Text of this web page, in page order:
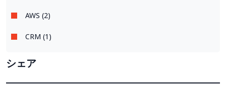
AWS (2)
CRM (1)
シェア